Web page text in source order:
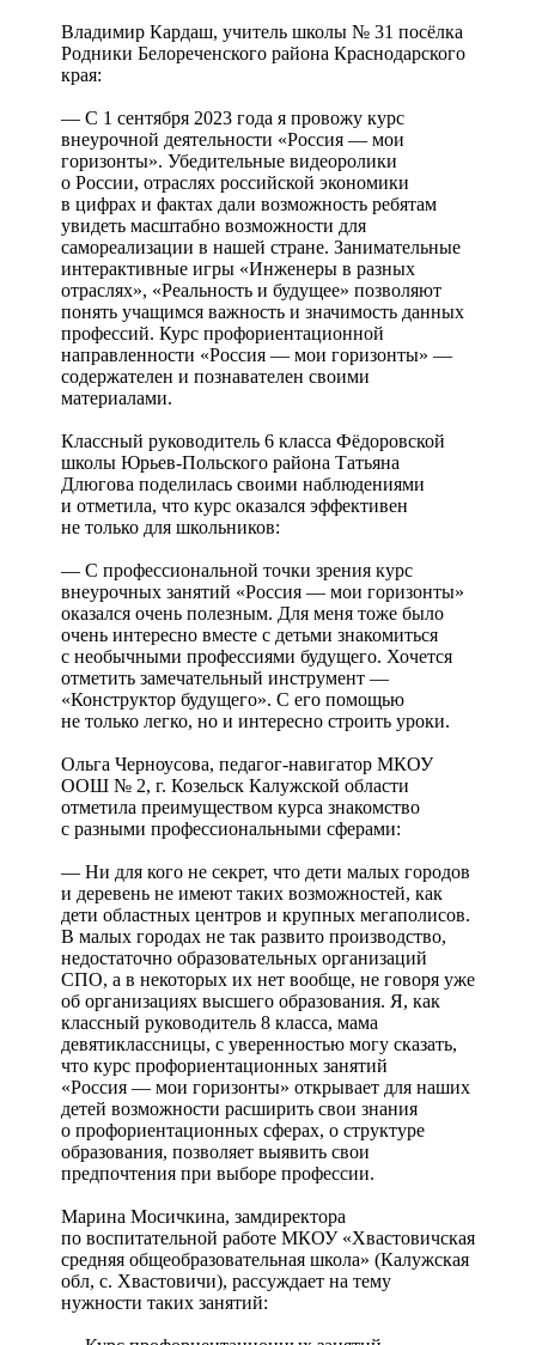
Владимир Кардаш, учитель школы № 31 посёлка
Родники Белореченского района Краснодарского
края:
— С 1 сентября 2023 года я провожу курс
внеурочной деятельности «Россия — мои
горизонты». Убедительные видеоролики
о России, отраслях российской экономики
в цифрах и фактах дали возможность ребятам
увидеть масштабно возможности для
самореализации в нашей стране. Занимательные
интерактивные игры «Инженеры в разных
отраслях», «Реальность и будущее» позволяют
понять учащимся важность и значимость данных
профессий. Курс профориентационной
направленности «Россия — мои горизонты» —
содержателен и познавателен своими
материалами.
Классный руководитель 6 класса Фëдоровской
школы Юрьев-Польского района Татьяна
Длюгова поделилась своими наблюдениями
и отметила, что курс оказался эффективен
не только для школьников:
— С профессиональной точки зрения курс
внеурочных занятий «Россия — мои горизонты»
оказался очень полезным. Для меня тоже было
очень интересно вместе с детьми знакомиться
с необычными профессиями будущего. Хочется
отметить замечательный инструмент —
«Конструктор будущего». С его помощью
не только легко, но и интересно строить уроки.
Ольга Черноусова, педагог-навигатор МКОУ
ООШ № 2, г. Козельск Калужской области
отметила преимуществом курса знакомство
с разными профессиональными сферами:
— Ни для кого не секрет, что дети малых городов
и деревень не имеют таких возможностей, как
дети областных центров и крупных мегаполисов.
В малых городах не так развито производство,
недостаточно образовательных организаций
СПО, а в некоторых их нет вообще, не говоря уже
об организациях высшего образования. Я, как
классный руководитель 8 класса, мама
девятиклассницы, с уверенностью могу сказать,
что курс профориентационных занятий
«Россия — мои горизонты» открывает для наших
детей возможности расширить свои знания
о профориентационных сферах, о структуре
образования, позволяет выявить свои
предпочтения при выборе профессии.
Марина Мосичкина, замдиректора
по воспитательной работе МКОУ «Хвастовичская
средняя общеобразовательная школа» (Калужская
обл, с. Хвастовичи), рассуждает на тему
нужности таких занятий: